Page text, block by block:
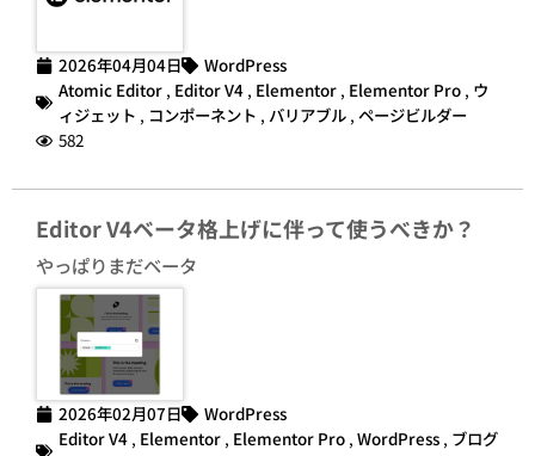
2026年04月04日
WordPress
Atomic Editor , Editor V4 , Elementor , Elementor Pro , ウ
ィジェット , コンポーネント , バリアブル , ページビルダー
582
Editor V4ベータ格上げに伴って使うべきか？
やっぱりまだベータ
2026年02月07日
WordPress
Editor V4 , Elementor , Elementor Pro , WordPress , ブログ